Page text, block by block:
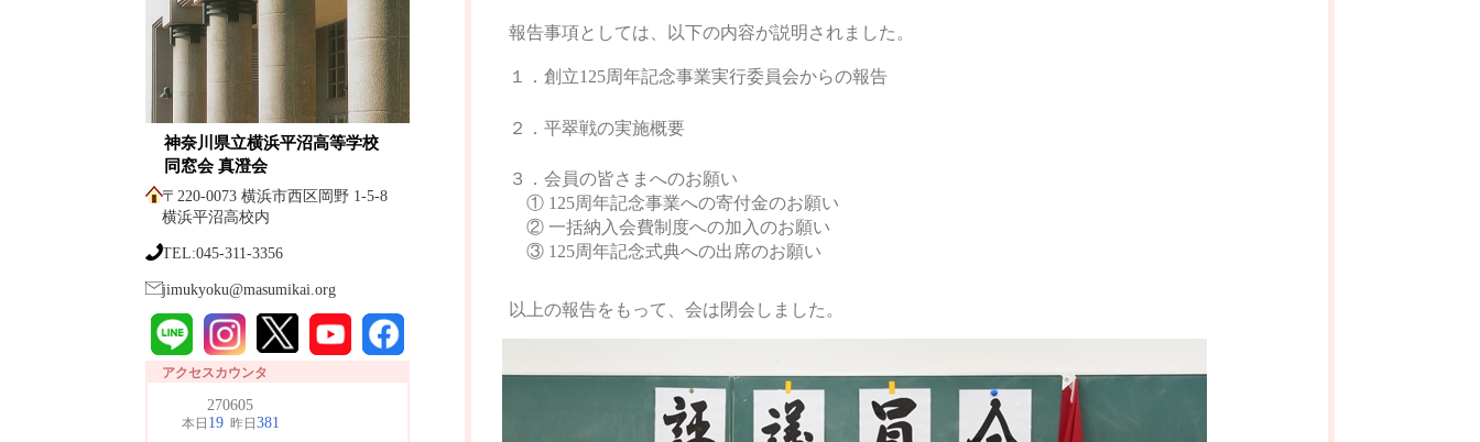
報告事項としては、以下の内容が説明されました。
１．創立125周年記念事業実行委員会からの報告
２．平翠戦の実施概要
３．会員の皆さまへのお願い
① 125周年記念事業への寄付金のお願い
② 一括納入会費制度への加入のお願い
③ 125周年記念式典への出席のお願い
以上の報告をもって、会は閉会しました。
神奈川県立横浜平沼高等学校
同窓会 真澄会
〒220-0073 横浜市西区岡野 1-5-8
横浜平沼高校内
TEL:045-311-3356
jimukyoku@masumikai.org
アクセスカウンタ